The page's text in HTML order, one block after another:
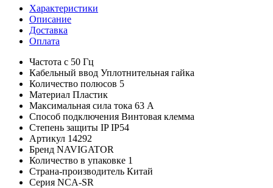
Характеристики
Описание
Доставка
Оплата
Частота с 50 Гц
Кабельный ввод Уплотнительная гайка
Количество полюсов 5
Материал Пластик
Максимальная сила тока 63 А
Способ подключения Винтовая клемма
Степень защиты IP IP54
Артикул 14292
Бренд NAVIGATOR
Количество в упаковке 1
Страна-производитель Китай
Серия NCA-SR